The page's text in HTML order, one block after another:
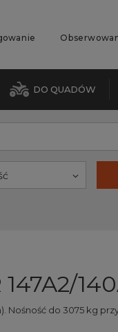
DO QUADÓW
do 3075 kg przy